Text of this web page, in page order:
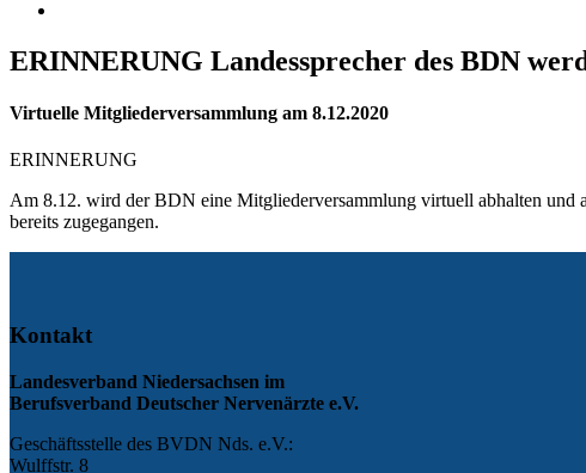
ERINNERUNG Landessprecher des BDN
Virtuelle Mitgliederversammlung am 8.12.2020
ERINNERUNG
Am 8.12. wird der BDN eine Mitgliederversammlung virtuell abhalten und
bereits zugegangen.
Kontakt
Landesverband Niedersachsen im
Berufsverband Deutscher Nervenärzte e.V.
Geschäftsstelle des BVDN Nds. e.V.:
Wulffstr. 8